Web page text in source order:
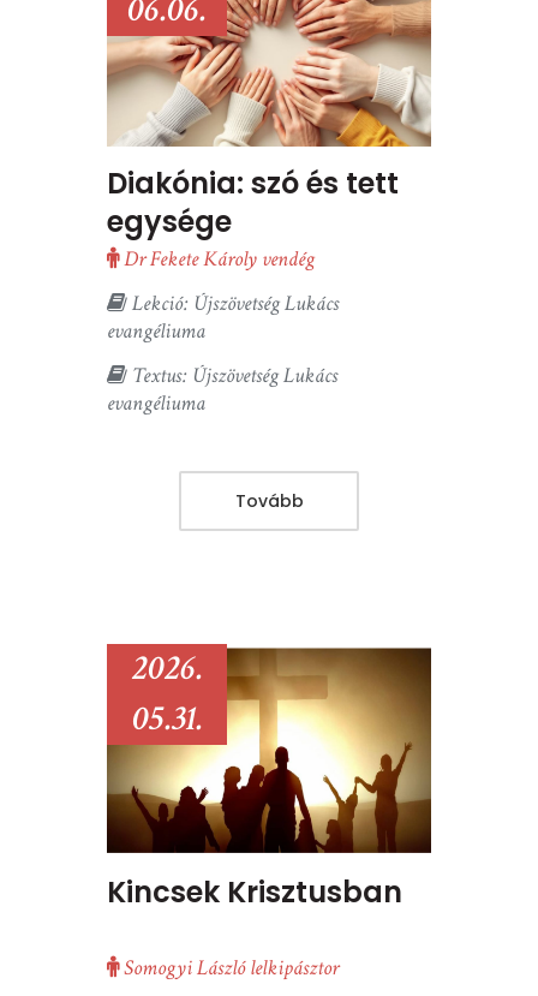
Diakónia: szó és tett
egysége
06.06.
Dr Fekete Károly vendég
Lekció: Újszövetség Lukács
evangéliuma
Textus: Újszövetség Lukács
evangéliuma
Tovább
Kincsek Krisztusban
2026.
05.31.
Somogyi László lelkipásztor